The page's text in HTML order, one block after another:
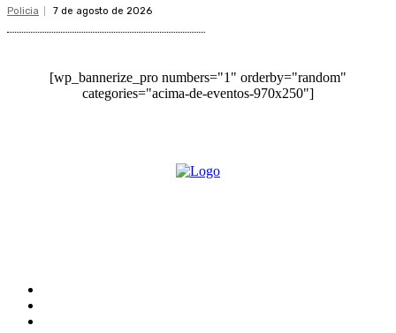
Policia 7 de agosto de 2026
[wp_bannerize_pro numbers="1" orderby="random"
categories="acima-de-eventos-970x250"]